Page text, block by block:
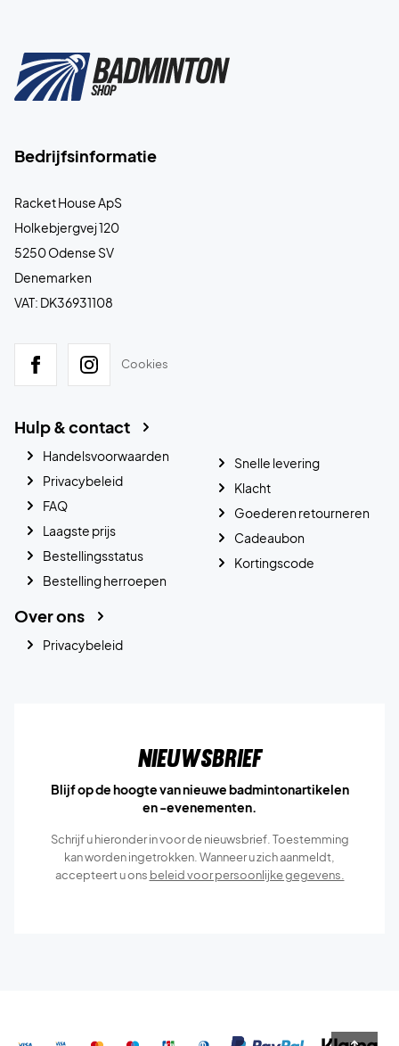
Bedrijfsinformatie
Racket House ApS
Holkebjergvej 120
5250 Odense SV
Denemarken
VAT: DK36931108
Cookies
Hulp & contact
Handelsvoorwaarden
Privacybeleid
FAQ
Laagste prijs
Bestellingsstatus
Bestelling herroepen
Snelle levering
Klacht
Goederen retourneren
Cadeaubon
Kortingscode
Over ons
Privacybeleid
Nieuwsbrief
Blijf op de hoogte van nieuwe badmintonartikelen
en -evenementen.
Schrijf u hieronder in voor de nieuwsbrief. Toestemming
kan worden ingetrokken. Wanneer u zich aanmeldt,
accepteert u ons beleid voor persoonlijke gegevens.